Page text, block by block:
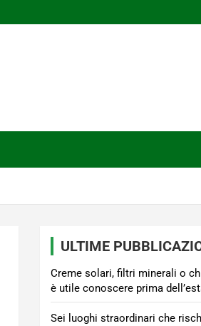
ULTIME
Creme solari, filtri minerali o
è utile conoscere prima
Sei luoghi straordinari che